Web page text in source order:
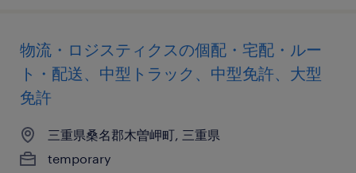
物流・ロジスティクスの個配・宅配・ルー
ト・配送、中型トラック、中型免許、大型
免許
三重県桑名郡木曽岬町, 三重県
temporary